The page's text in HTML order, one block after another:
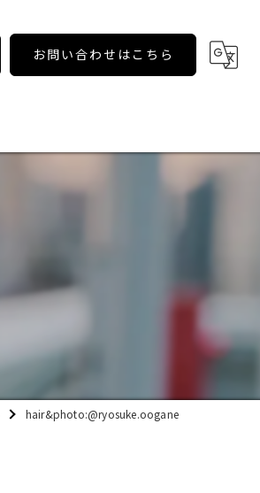
お問い合わせはこちら
hair&photo:@ryosuke.oogane